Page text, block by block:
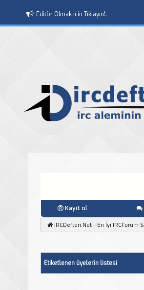
Moderatör Olmak icin Tıklayın!.
Kayıt ol
IRCDefteri.Net - En İyi IRCForum
Etiketlenen üyelerin listesi